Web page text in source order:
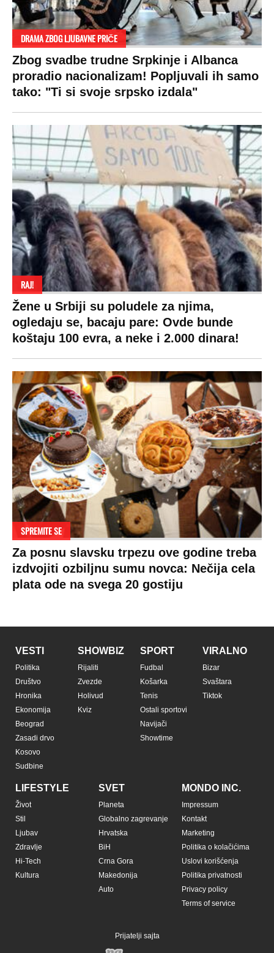
DRAMA ZBOG LJUBAVNE PRIČE
Zbog svadbe trudne Srpkinje i Albanca
proradio nacionalizam! Popljuvali ih samo
tako: "Ti si svoje srpsko izdala"
RAJ!
Žene u Srbiji su poludele za njima,
ogledaju se, bacaju pare: Ovde bunde
koštaju 100 evra, a neke i 2.000 dinara!
SPREMITE SE
Za posnu slavsku trpezu ove godine treba
izdvojiti ozbiljnu sumu novca: Nečija cela
plata ode na svega 20 gostiju
VESTI
Politika
Društvo
Hronika
Ekonomija
Beograd
Zasadi drvo
Kosovo
Sudbine
SHOWBIZ
Rijaliti
Zvezde
Holivud
Kviz
SPORT
Fudbal
Košarka
Tenis
Ostali sportovi
Navijači
Showtime
VIRALNO
Bizar
Svaštara
Tiktok
LIFESTYLE
Život
Stil
Ljubav
Zdravlje
Hi-Tech
Kultura
SVET
Planeta
Globalno zagrevanje
Hrvatska
BiH
Crna Gora
Makedonija
Auto
MONDO INC.
Impressum
Kontakt
Marketing
Politika o kolačićima
Uslovi korišćenja
Politika privatnosti
Privacy policy
Terms of service
Prijatelji sajta